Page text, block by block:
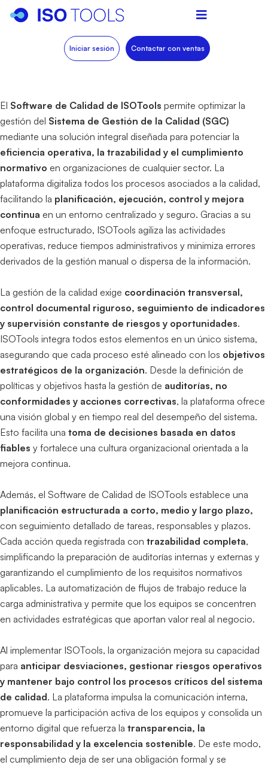
Iniciar sesión Contactar con ventas
El Software de Calidad de ISOTools permite optimizar la
gestión del Sistema de Gestión de la Calidad (SGC)
mediante una solución integral diseñada para potenciar la
eficiencia operativa, la trazabilidad y el cumplimiento
normativo en organizaciones de cualquier sector. La
plataforma digitaliza todos los procesos asociados a la calidad,
facilitando la planificación, ejecución, control y mejora
continua en un entorno centralizado y seguro. Gracias a su
enfoque estructurado, ISOTools agiliza las actividades
operativas, reduce tiempos administrativos y minimiza errores
derivados de la gestión manual o dispersa de la información.
La gestión de la calidad exige coordinación transversal,
control documental riguroso, seguimiento de indicadores
y supervisión constante de riesgos y oportunidades.
ISOTools integra todos estos elementos en un único sistema,
asegurando que cada proceso esté alineado con los objetivos
estratégicos de la organización. Desde la definición de
políticas y objetivos hasta la gestión de auditorías, no
conformidades y acciones correctivas, la plataforma ofrece
una visión global y en tiempo real del desempeño del sistema.
Esto facilita una toma de decisiones basada en datos
fiables y fortalece una cultura organizacional orientada a la
mejora continua.
Además, el Software de Calidad de ISOTools establece una
planificación estructurada a corto, medio y largo plazo,
con seguimiento detallado de tareas, responsables y plazos.
Cada acción queda registrada con trazabilidad completa,
simplificando la preparación de auditorías internas y externas y
garantizando el cumplimiento de los requisitos normativos
aplicables. La automatización de flujos de trabajo reduce la
carga administrativa y permite que los equipos se concentren
en actividades estratégicas que aportan valor real al negocio.
Al implementar ISOTools, la organización mejora su capacidad
para anticipar desviaciones, gestionar riesgos operativos
y mantener bajo control los procesos críticos del sistema
de calidad. La plataforma impulsa la comunicación interna,
promueve la participación activa de los equipos y consolida un
entorno digital que refuerza la transparencia, la
responsabilidad y la excelencia sostenible. De este modo,
el cumplimiento deja de ser una obligación formal y se